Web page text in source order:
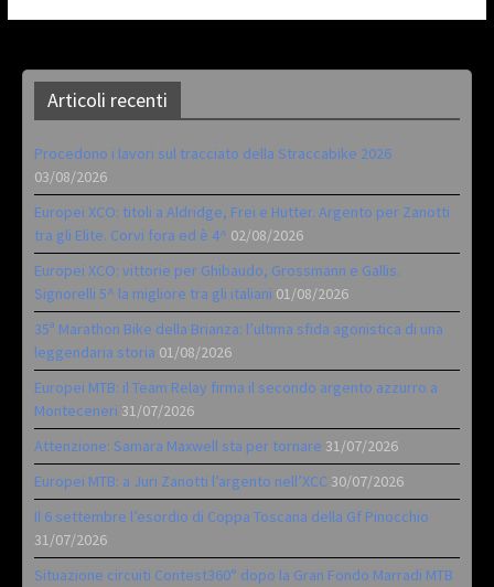
Articoli recenti
Procedono i lavori sul tracciato della Straccabike 2026
03/08/2026
Europei XCO: titoli a Aldridge, Frei e Hutter. Argento per Zanotti
tra gli Elite. Corvi fora ed è 4^ 02/08/2026
Europei XCO: vittorie per Ghibaudo, Grossmann e Gallis.
Signorelli 5^ la migliore tra gli italiani 01/08/2026
35ª Marathon Bike della Brianza: l’ultima sfida agonistica di una
leggendaria storia 01/08/2026
Europei MTB: il Team Relay firma il secondo argento azzurro a
Monteceneri 31/07/2026
Attenzione: Samara Maxwell sta per tornare 31/07/2026
Europei MTB: a Juri Zanotti l’argento nell’XCC 30/07/2026
Il 6 settembre l’esordio di Coppa Toscana della Gf Pinocchio
31/07/2026
Situazione circuiti Contest360° dopo la Gran Fondo Marradi MTB